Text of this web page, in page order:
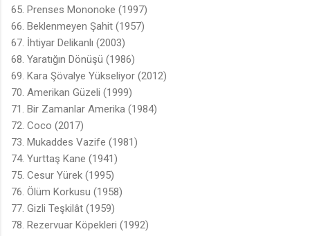
65. Prenses Mononoke (1997)
66. Beklenmeyen Şahit (1957)
67. İhtiyar Delikanlı (2003)
68. Yaratığın Dönüşü (1986)
69. Kara Şövalye Yükseliyor (2012)
70. Amerikan Güzeli (1999)
71. Bir Zamanlar Amerika (1984)
72. Coco (2017)
73. Mukaddes Vazife (1981)
74. Yurttaş Kane (1941)
75. Cesur Yürek (1995)
76. Ölüm Korkusu (1958)
77. Gizli Teşkilât (1959)
78. Rezervuar Köpekleri (1992)